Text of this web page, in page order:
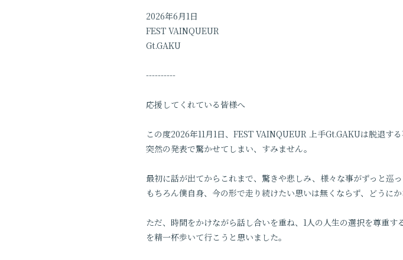
2026年6月1日
FEST VAINQUEUR
Gt.GAKU
----------
応援してくれている皆様へ
この度2026年11月1日、FEST VAINQUEUR 上手Gt.GAKUは脱退する
突然の発表で驚かせてしまい、すみません。
最初に話が出てからこれまで、驚きや悲しみ、様々な事がずっと巡っ
もちろん僕自身、今の形で走り続けたい思いは無くならず、どうに
ただ、時間をかけながら話し合いを重ね、1人の人生の選択を尊重
を精一杯歩いて行こうと思いました。